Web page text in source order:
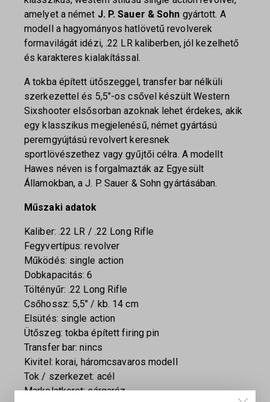
amelyet a német J. P. Sauer & Sohn gyártott. A
modell a hagyományos hatlövetű revolverek
formavilágát idézi, .22 LR kaliberben, jól kezelhető
és karakteres kialakítással.
A tokba épített ütőszeggel, transfer bar nélküli
szerkezettel és 5,5″-os csővel készült Western
Sixshooter elsősorban azoknak lehet érdekes, akik
egy klasszikus megjelenésű, német gyártású
peremgyújtású revolvert keresnek
sportlövészethez vagy gyűjtői célra. A modellt
Hawes néven is forgalmazták az Egyesült
Államokban, a J. P. Sauer & Sohn gyártásában.
Műszaki adatok
Kaliber: .22 LR / .22 Long Rifle
Fegyvertípus: revolver
Működés: single action
Dobkapacitás: 6
Töltényűr: .22 Long Rifle
Csőhossz: 5,5″ / kb. 14 cm
Elsütés: single action
Ütőszeg: tokba épített firing pin
Transfer bar: nincs
Kivitel: korai, háromcsavaros modell
Tok / szerkezet: acél
Markolatkeret: sárgaréz